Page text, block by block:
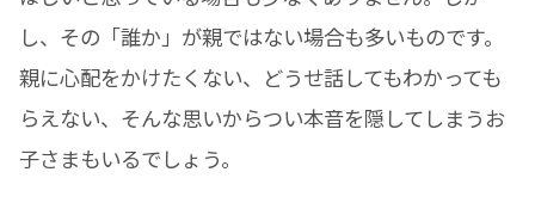
し、その「誰か」が親ではない場合も多いものです。
親に心配をかけたくない、どうせ話してもわかっても
らえない、そんな思いからつい本音を隠してしまうお
子さまもいるでしょう。